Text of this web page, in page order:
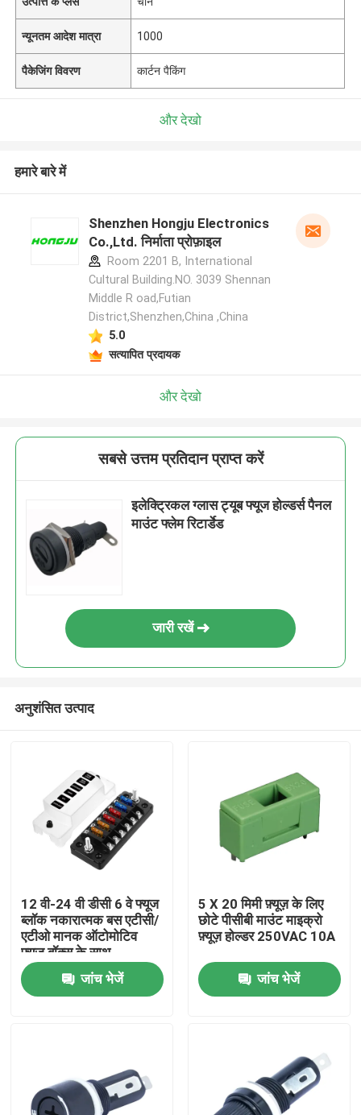
हमारे बारे में
न्यूनतम आदेश मात्रा 1000
पैकेजिंग विवरण कार्टन पैकिंग
और देखो
हमारे बारे में
Shenzhen Hongju Electronics
Co.,Ltd. निर्माता प्रोफ़ाइल
Room 2201 B, International
Cultural Building.NO. 3039 Shennan
Middle R oad,Futian
District,Shenzhen,China ,China
5.0
सत्यापित प्रदायक
और देखो
सबसे उत्तम प्रतिदान प्राप्त करें
इलेक्ट्रिकल ग्लास ट्यूब फ्यूज होल्डर्स पैनल
माउंट फ्लेम रिटार्डेड
जारी रखें
अनुशंसित उत्पाद
12 वी-24 वी डीसी 6 वे फ्यूज
ब्लॉक नकारात्मक बस एटीसी/
एटीओ मानक ऑटोमोटिव
फ्यूज बॉक्स के साथ
जांच भेजें
5 X 20 मिमी फ़्यूज़ के लिए
छोटे पीसीबी माउंट माइक्रो
फ़्यूज़ होल्डर 250VAC 10A
जांच भेजें